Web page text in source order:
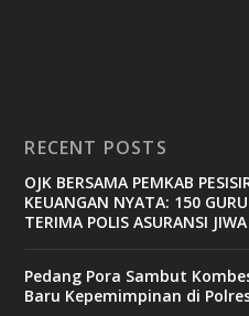
RECENT POSTS
OJK BERSAMA PEMKAB
KEUANGAN NYATA: 150
TERIMA POLIS ASURANSI JIWA
Pedang Pora Sambut
Baru Kepemimpinan di